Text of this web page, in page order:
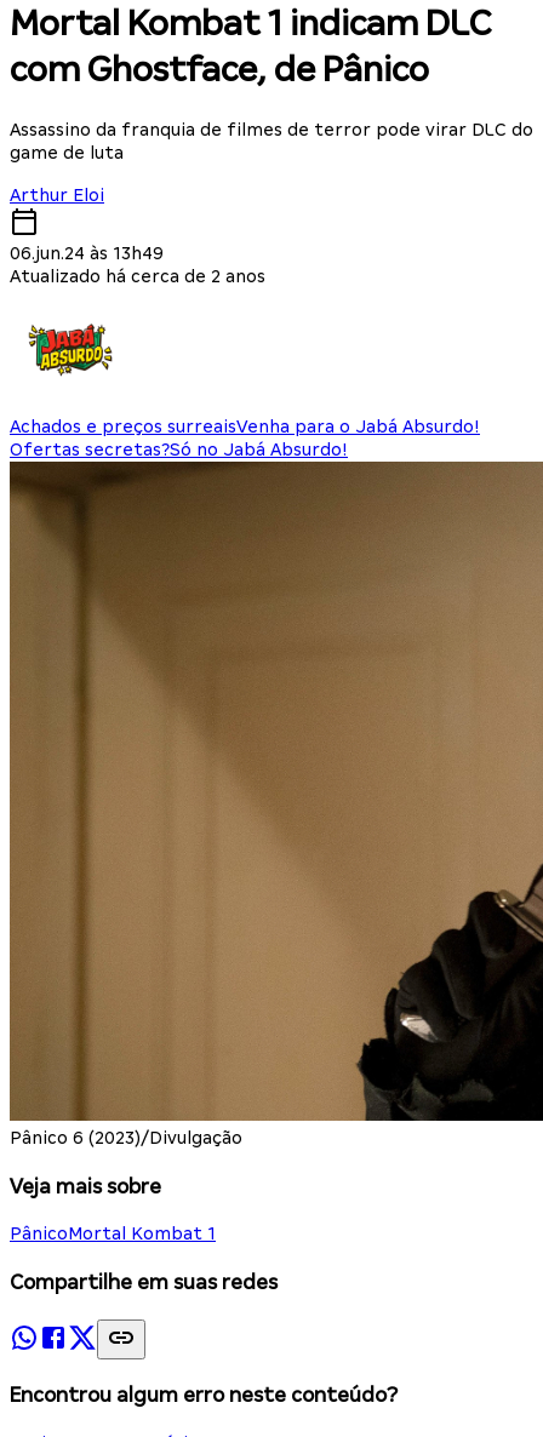
Mortal Kombat 1 indicam DLC
com Ghostface, de Pânico
Assassino da franquia de filmes de terror pode virar DLC do
game de luta
Arthur Eloi
06.jun.24 às 13h49
Atualizado há cerca de 2 anos
Achados e preços surreaisVenha para o Jabá Absurdo!
Ofertas secretas?Só no Jabá Absurdo!
Pânico 6 (2023)/Divulgação
Veja mais sobre
PânicoMortal Kombat 1
Compartilhe em suas redes
Encontrou algum erro neste conteúdo?